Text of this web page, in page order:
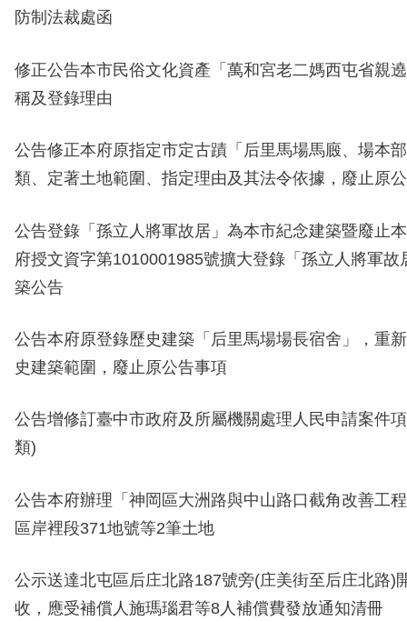
防制法裁處函
修正公告本市民俗文化資產「萬和宮老二媽西屯省親
稱及登錄理由
公告修正本府原指定市定古蹟「后里馬場馬廄、場本
類、定著土地範圍、指定理由及其法令依據，廢止原
公告登錄「孫立人將軍故居」為本市紀念建築暨廢止
府授文資字第1010001985號擴大登錄「孫立人將軍故
築公告
公告本府原登錄歷史建築「后里馬場場長宿舍」，重
史建築範圍，廢止原公告事項
公告增修訂臺中市政府及所屬機關處理人民申請案件
類)
公告本府辦理「神岡區大洲路與中山路口截角改善工
區岸裡段371地號等2筆土地
公示送達北屯區后庄北路187號旁(庄美街至后庄北路)
收，應受補償人施瑪瑙君等8人補償費發放通知清冊